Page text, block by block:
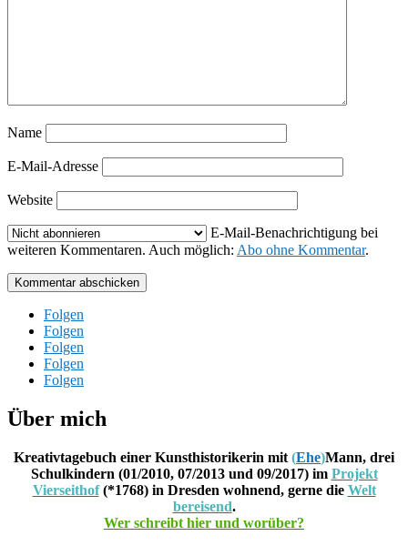
Name
E-Mail-Adresse
Website
E-Mail-Benachrichtigung bei
weiteren Kommentaren. Auch möglich: Abo ohne Kommentar.
Kommentar abschicken
Folgen
Folgen
Folgen
Folgen
Folgen
Über mich
Kreativtagebuch einer Kunsthistorikerin mit (Ehe)Mann, drei
Schulkindern (01/2010, 07/2013 und 09/2017) im Projekt
Vierseithof(*1768) in Dresden wohnend, gerne die Welt
bereisend.
Wer schreibt hier und worüber?